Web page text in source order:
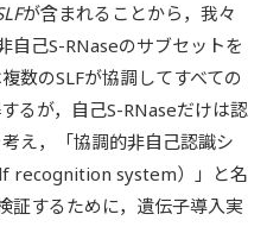
が含まれることから，我々
自己S-RNaseのサブセットを
数のSLFが協調してすべての
るが，自己S-RNaseだけは認
え，「協調的非自己認識シ
recognition system）」と名
証するために，遺伝子導入実